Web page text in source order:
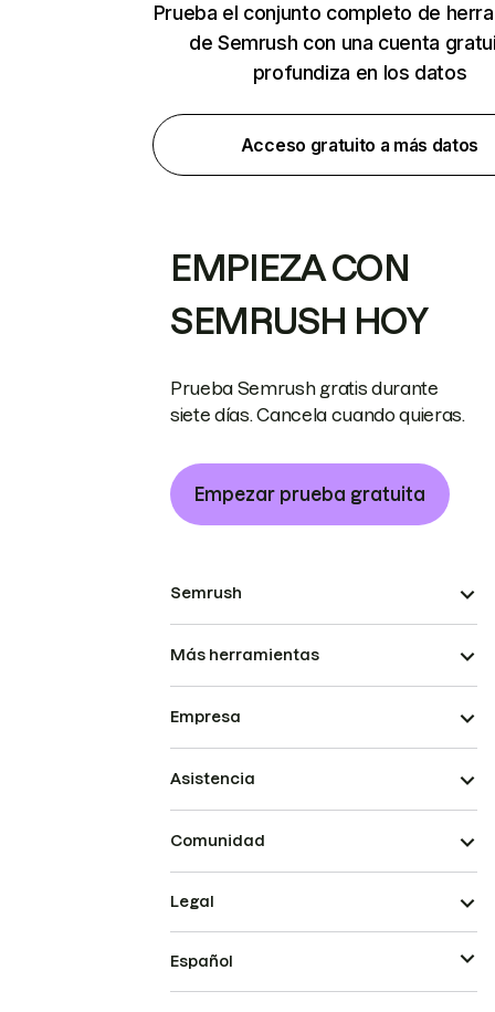
Prueba el conjunto completo de
de Semrush con una cuenta
profundiza en los datos
Acceso gratuito a más datos
EMPIEZA CON
SEMRUSH HOY
Prueba Semrush gratis durante
siete días. Cancela cuando quieras.
Empezar prueba gratuita
Semrush
Más herramientas
Empresa
Asistencia
Comunidad
Legal
Español